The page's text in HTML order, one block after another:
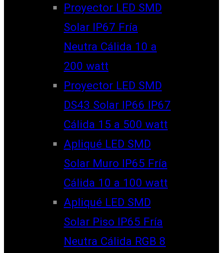
Proyector LED SMD
Solar IP67 Fría
Neutra Cálida 10 a
200 watt
Proyector LED SMD
DS43 Solar IP66 IP67
Cálida 15 a 500 watt
Apliqué LED SMD
Solar Muro IP65 Fría
Cálida 10 a 100 watt
Apliqué LED SMD
Solar Piso IP65 Fría
Neutra Cálida RGB 8